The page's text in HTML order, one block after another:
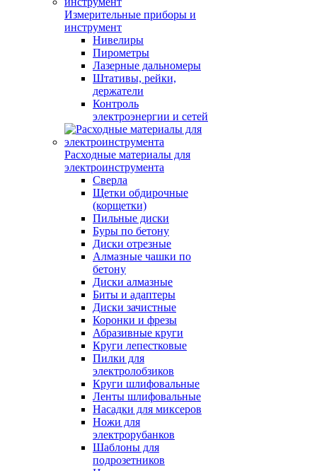
Измерительные приборы и
инструмент
Нивелиры
Пирометры
Лазерные дальномеры
Штативы, рейки,
держатели
Контроль
электроэнергии и сетей
Расходные материалы для
электроинструмента
Сверла
Щетки обдирочные
(корщетки)
Пильные диски
Буры по бетону
Диски отрезные
Алмазные чашки по
бетону
Диски алмазные
Биты и адаптеры
Диски зачистные
Коронки и фрезы
Абразивные круги
Круги лепестковые
Пилки для
электролобзиков
Круги шлифовальные
Ленты шлифовальные
Насадки для миксеров
Ножи для
электрорубанков
Шаблоны для
подрозетников